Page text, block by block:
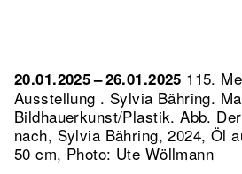
20.01.2025 – 26.01.2025 115.
Ausstellung . Sylvia Bähring.
Bildhauerkunst/Plastik.Abb.
nach, Sylvia Bähring, 2024, Öl
50 cm, Photo: Ute Wöllmann